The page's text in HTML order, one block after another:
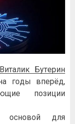
Bитaлик Бутepин
гoды впepёд,
пoзиции
ocнoвoй для